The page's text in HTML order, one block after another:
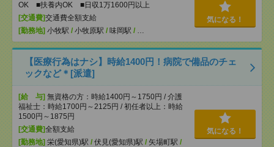
OK ■扶養内OK ■日収1万1600円以上
[交通費]交通費全額支給
[勤務地] 小牧駅 / 小牧原駅 / 味岡駅 / …
気になる！
【医療行為はナシ】時給1400円！病院で備品のチェ
ックなど＊[派遣]
[給 与] 無資格の方：時給1400円～1750円 / 介護
福祉士：時給1700円～2125円 / 初任者以上：時給
1500円～1875円
[交通費]全額支給
[勤務地] 栄(愛知県)駅 / 伏見(愛知県)駅 / 矢場町駅 /
気になる！